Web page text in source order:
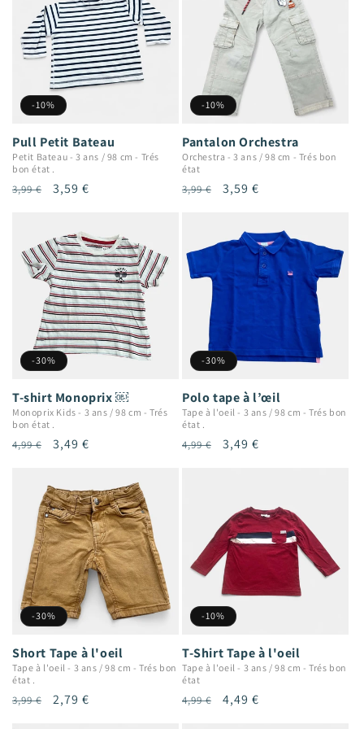
-10%
Pull Petit Bateau
Petit Bateau -3 ans / 98 cm - Trés
bon état .
Prix
3,99 €
Prix
3,59 €
-10%
Pantalon Orchestra
Orchestra -3 ans / 98 cm - Trés bon
état
Prix
3,99 €
Prix
3,59 €
-30%
T-shirt Monoprix ￼
Monoprix Kids - 3 ans / 98 cm -Trés
bon état .
Prix
4,99 €
Prix
3,49 €
-30%
Polo tape à l’œil
Tape à l'oeil - 3 ans / 98 cm -Trés bon
état .
Prix
4,99 €
Prix
3,49 €
-30%
Short Tape à l'oeil
Tape à l'oeil - 3 ans / 98 cm -Trés bon
état .
Prix
3,99 €
Prix
2,79 €
-10%
T-Shirt Tape à l'oeil
Tape à l'oeil - 3 ans / 98 cm -Trés bon
état
Prix
4,99 €
Prix
4,49 €